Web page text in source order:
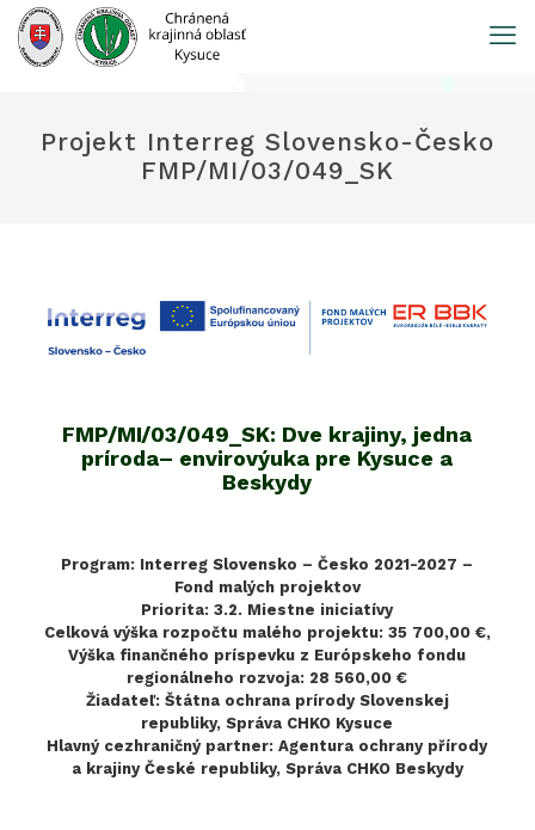
Prejsť
obsah
Projekt Interreg Slovensko-Česko
FMP/MI/03/049_SK
FMP/MI/03/049_SK: Dve krajiny, jedna
príroda– envirovýuka pre Kysuce a
Beskydy
Program: Interreg Slovensko – Česko 2021-2027 –
Fond malých projektov
Priorita: 3.2. Miestne iniciatívy
Celková výška rozpočtu malého projektu: 35 700,00 €,
Výška finančného príspevku z Európskeho fondu
regionálneho rozvoja: 28 560,00 €
Žiadateľ: Štátna ochrana prírody Slovenskej
republiky, Správa CHKO Kysuce
Hlavný cezhraničný partner: Agentura ochrany přírody
a krajiny České republiky, Správa CHKO Beskydy